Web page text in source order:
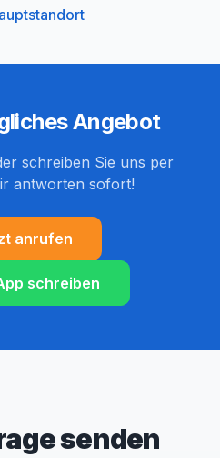
Angebot
schreiben Sie uns per
antworten sofort!
anrufen
schreiben
senden